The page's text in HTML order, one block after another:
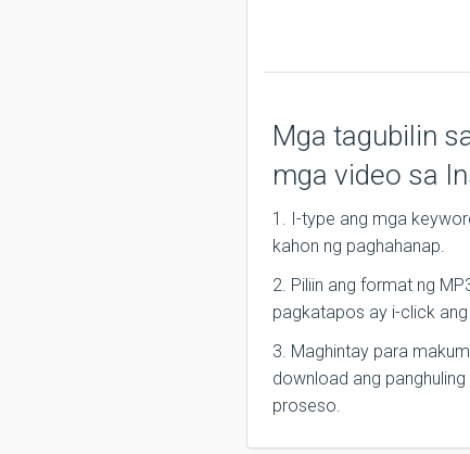
Mga tagubilin
mga video sa
1. I-type ang mga
kahon ng paghahanap.
2. Piliin ang format ng
pagkatapos ay i-click
3. Maghintay para
download ang
proseso.